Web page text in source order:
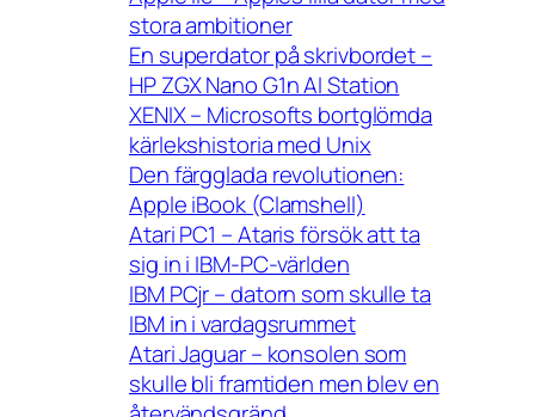
stora ambitioner
En superdator på skrivbordet –
HP ZGX Nano G1n AI Station
XENIX – Microsofts bortglömda
kärlekshistoria med Unix
Den färgglada revolutionen:
Apple iBook (Clamshell)
Atari PC1 – Ataris försök att ta
sig in i IBM-PC-världen
IBM PCjr – datorn som skulle ta
IBM in i vardagsrummet
Atari Jaguar – konsolen som
skulle bli framtiden men blev en